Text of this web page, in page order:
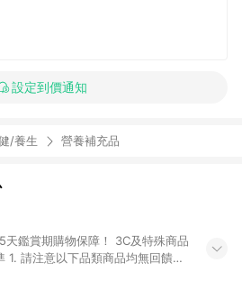
設定到價通知
/養生 營養補充品
天鑑賞期購物保障！ 3C及特殊商品